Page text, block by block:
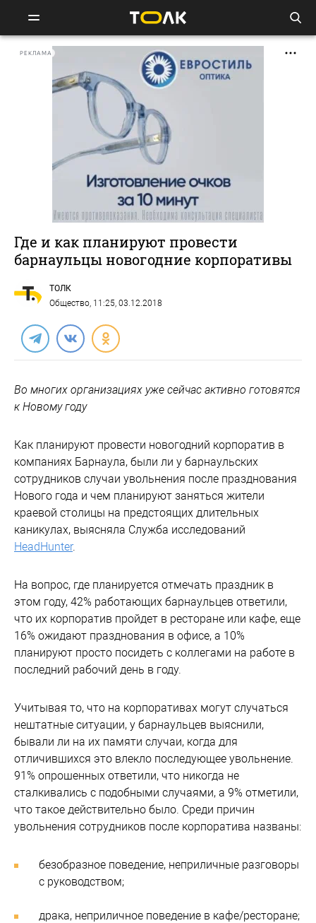
РЕКЛАМА
Где и как планируют провести
барнаульцы новогодние корпоративы
ТОЛК
Общество, 11:25, 03.12.2018
Во многих организациях уже сейчас активно готовятся
к Новому году
Как планируют провести новогодний корпоратив в
компаниях Барнаула, были ли у барнаульских
сотрудников случаи увольнения после празднования
Нового года и чем планируют заняться жители
краевой столицы на предстоящих длительных
каникулах, выясняла Служба исследований
HeadHunter.
На вопрос, где планируется отмечать праздник в
этом году, 42% работающих барнаульцев ответили,
что их корпоратив пройдет в ресторане или кафе, еще
16% ожидают празднования в офисе, а 10%
планируют просто посидеть с коллегами на работе в
последний рабочий день в году.
Учитывая то, что на корпоративах могут случаться
нештатные ситуации, у барнаульцев выяснили,
бывали ли на их памяти случаи, когда для
отличившихся это влекло последующее увольнение.
91% опрошенных ответили, что никогда не
сталкивались с подобными случаями, а 9% отметили,
что такое действительно было. Среди причин
увольнения сотрудников после корпоратива названы:
безобразное поведение, неприличные разговоры
с руководством;
драка, неприличное поведение в кафе/ресторане;